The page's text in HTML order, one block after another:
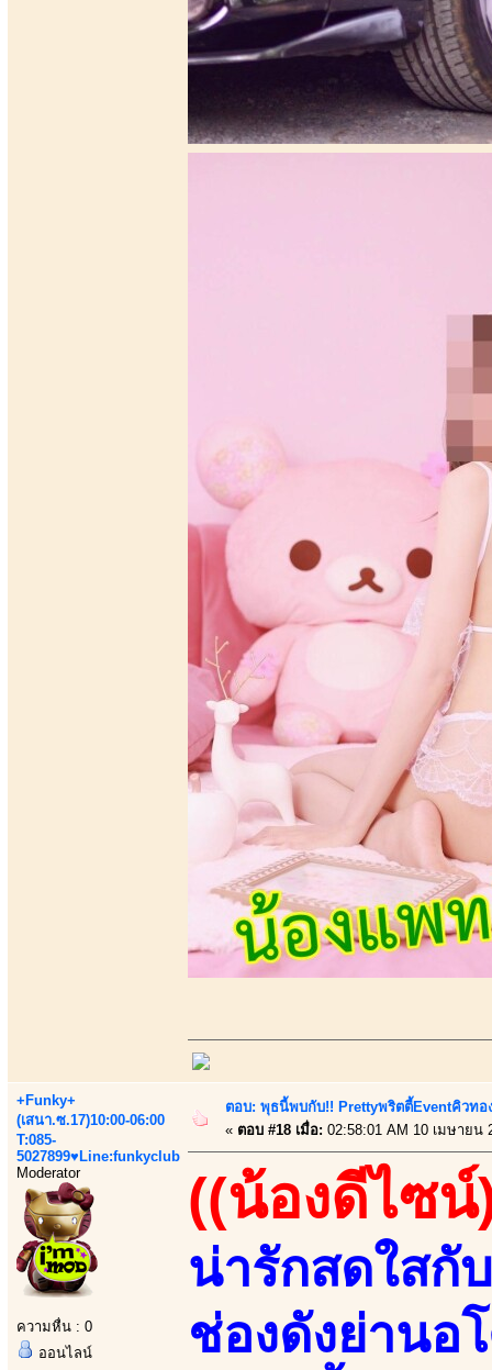
+Funky+
(เสนา.ซ.17)10:00-06:00
T:085-
5027899♥Line:funkyclub
Moderator
ความหื่น : 0
ออนไลน์
ตอบ: พุธนี้พบกับ!! Prettyพริตตี้Eventคิวทอ
« ตอบ #18 เมื่อ: 02:58:01 AM 10 เมษายน
((น้องดีไซน์
น่ารักสดใสกั
ช่องดังย่านอ